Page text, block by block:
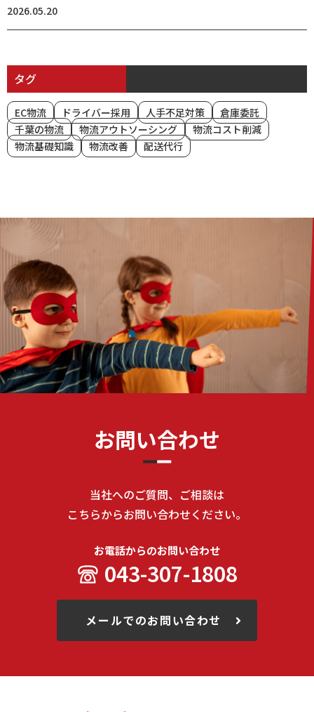
2026.05.20
タグ
EC物流 ドライバー採用 人手不足対策
倉庫委託
千葉の物流
物流アウトソーシング
物流コスト削減
物流基礎知識
物流改善 配送代行
お問い合わせ
当社へのご質問、ご相談は
こちらからお問い合わせください。
お電話からのお問い合わせ
043-307-1808
メールでのお問い合わせ